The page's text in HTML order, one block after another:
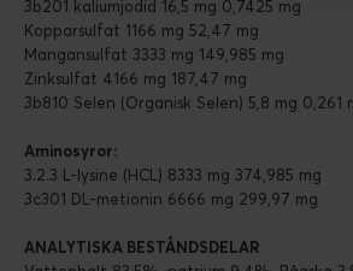
3b201 kaliumjodid 16,5 mg 0,7425 mg
Kopparsulfat 1166 mg 52,47 mg
Mangansulfat 3333 mg 149,985 mg
Zinksulfat 4166 mg 187,47 mg
3b810 Selen (Organisk Selen) 5,8 mg 0,261
Aminosyror:
3.2.3 L-lysine (HCL) 8333 mg 374,985 mg
3c301 DL-metionin 6666 mg 299,97 mg
ANALYTISKA BESTÅNDSDELAR